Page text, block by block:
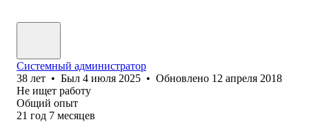
Системный администратор
38 лет • Был 4 июля 2025 • Обновлено 12 апреля 2018
Не ищет работу
Общий опыт
21 год 7 месяцев